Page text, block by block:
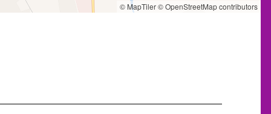
© MapTiler© OpenStreetMap contributors